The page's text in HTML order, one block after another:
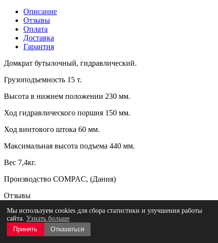
Описание
Отзывы
Оплата
Доставка
Гарантия
Домкрат бутылочный, гидравлический.
Грузоподъемность 15 т.
Высота в нижнем положении 230 мм.
Ход гидравлического поршня 150 мм.
Ход винтового штока 60 мм.
Максимальная высота подъема 440 мм.
Вес 7,4кг.
Производство COMPAC, (Дания)
Отзывы
Мы используем cookies для сбора статистики и улучшения работы
сайта. Узнать больше
Принять
Отказаться